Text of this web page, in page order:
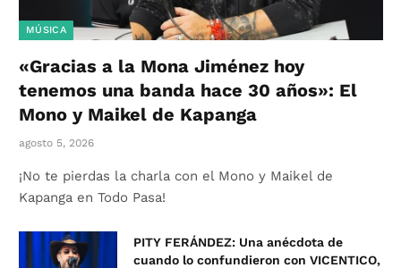
MÚSICA
«Gracias a la Mona Jiménez hoy
tenemos una banda hace 30 años»: El
Mono y Maikel de Kapanga
agosto 5, 2026
¡No te pierdas la charla con el Mono y Maikel de
Kapanga en Todo Pasa!
PITY FERÁNDEZ: Una anécdota de
cuando lo confundieron con VICENTICO,